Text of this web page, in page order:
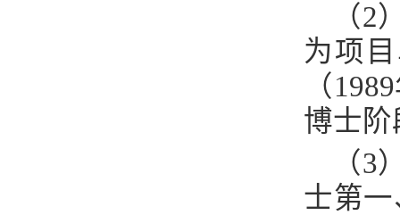
（2
为项
（ 1989
博士
（3
士第